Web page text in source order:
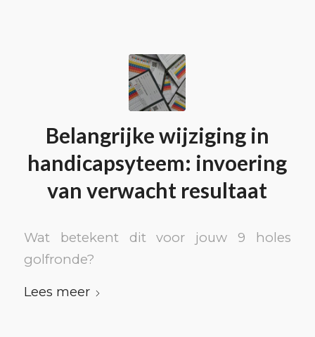
Belangrijke wijziging in
handicapsyteem: invoering
van verwacht resultaat
Wat betekent dit voor jouw 9 holes
golfronde?
Lees meer